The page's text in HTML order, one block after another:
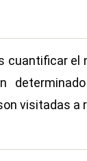
cuantificar el
visitadas a